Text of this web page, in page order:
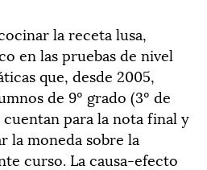
la receta lusa,
en las pruebas de nivel
que, desde 2005,
de 9º grado (3º de
cuentan para la nota final y
la moneda sobre la
curso. La causa-efecto